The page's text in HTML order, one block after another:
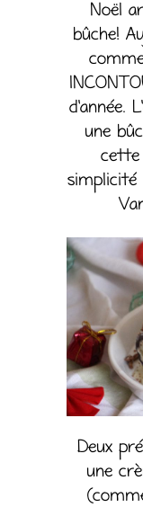
Noël
bûche!
d’année.
une
cette
simplicité
Deux
une